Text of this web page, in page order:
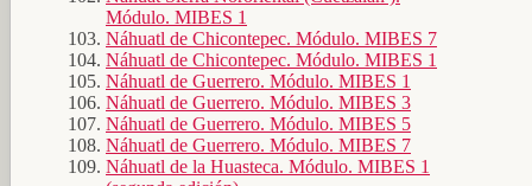
Módulo. MIBES 1
Náhuatl de Chicontepec. Módulo. MIBES 7
Náhuatl de Chicontepec. Módulo. MIBES 1
Náhuatl de Guerrero. Módulo. MIBES 1
Náhuatl de Guerrero. Módulo. MIBES 3
Náhuatl de Guerrero. Módulo. MIBES 5
Náhuatl de Guerrero. Módulo. MIBES 7
Náhuatl de la Huasteca. Módulo. MIBES 1